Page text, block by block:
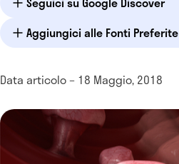
Aggiungici alle Fonti
Data articolo – 18 Maggio, 2018